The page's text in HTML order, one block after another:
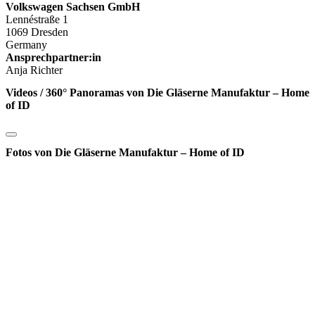
Volkswagen Sachsen GmbH
Lennéstraße 1
1069 Dresden
Germany
Ansprechpartner:in
Anja Richter
Videos / 360° Panoramas von Die Gläserne Manufaktur – Home
of ID
Fotos von Die Gläserne Manufaktur – Home of ID